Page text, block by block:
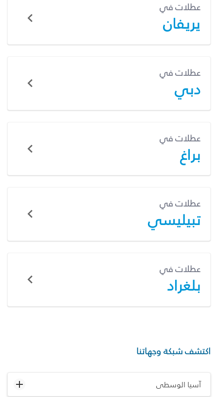
عطلات في
يريفان
عطلات في
دبي
عطلات في
براغ
عطلات في
تبيليسي
عطلات في
بلغراد
اكتشف شبكة وجهاتنا
آسيا الوسطى